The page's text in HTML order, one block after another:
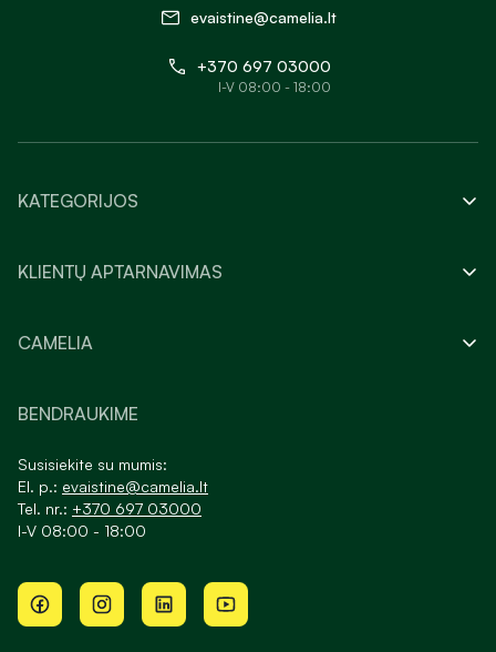
evaistine@camelia.lt
+370 697 03000
I-V 08:00 - 18:00
KATEGORIJOS
KLIENTŲ APTARNAVIMAS
CAMELIA
BENDRAUKIME
Susisiekite su mumis:
El. p.: evaistine@camelia.lt
Tel. nr.: +370 697 03000
I-V 08:00 - 18:00